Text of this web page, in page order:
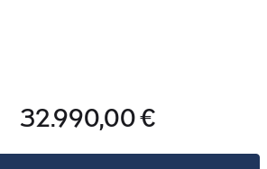
32.990,00 €